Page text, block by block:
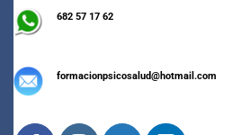
682 57 17 62
formacionpsicosalud@hotmail.com